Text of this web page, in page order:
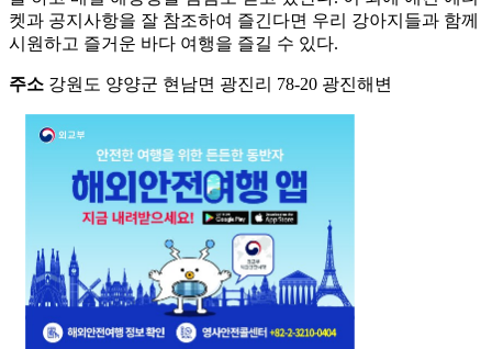
켓과 공지사항을 잘 참조하여 즐긴다면 우리 강아지들과 함께
시원하고 즐거운 바다 여행을 즐길 수 있다.
주소 강원도 양양군 현남면 광진리 78-20 광진해변